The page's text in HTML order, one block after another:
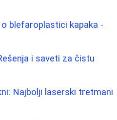
blefaroplastici kapaka -
i saveti za čistu
Najbolji laserski tretmani